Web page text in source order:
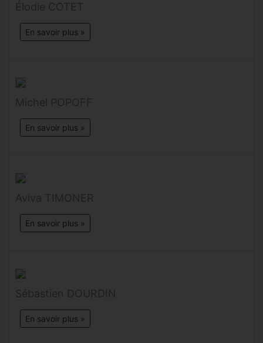
Élodie COTET
En savoir plus »
Michel POPOFF
En savoir plus »
Aviva TIMONER
En savoir plus »
Sébastien DOURDIN
En savoir plus »